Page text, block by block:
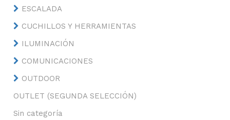
ESCALADA
CUCHILLOS Y HERRAMIENTAS
ILUMINACIÓN
COMUNICACIONES
OUTDOOR
OUTLET (SEGUNDA SELECCIÓN)
Sin categoría